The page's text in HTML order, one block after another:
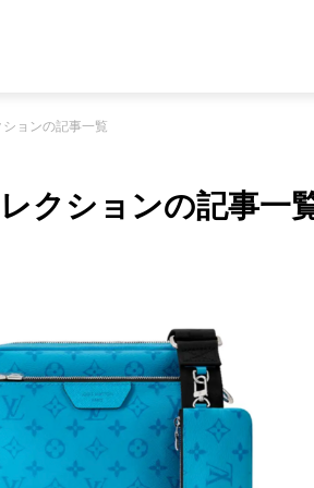
ションの記事一覧
クションの記事一